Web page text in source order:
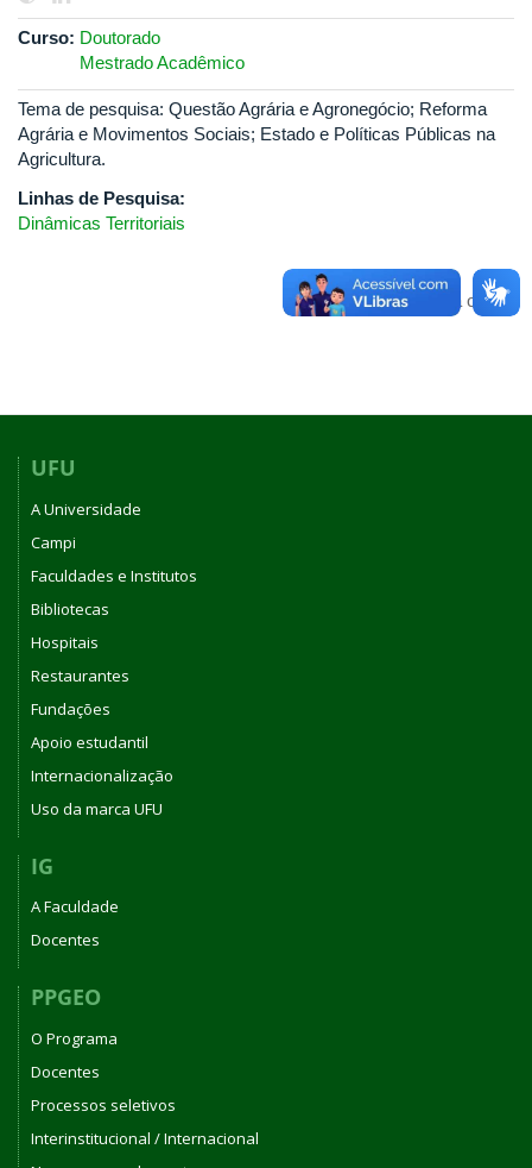
Curso: Doutorado
Mestrado Acadêmico
Tema de pesquisa: Questão Agrária e Agronegócio; Reforma
Agrária e Movimentos Sociais; Estado e Políticas Públicas na
Agricultura.
Linhas de Pesquisa:
Dinâmicas Territoriais
Voltar para o topo
UFU
A Universidade
Campi
Faculdades e Institutos
Bibliotecas
Hospitais
Restaurantes
Fundações
Apoio estudantil
Internacionalização
Uso da marca UFU
IG
A Faculdade
Docentes
PPGEO
O Programa
Docentes
Processos seletivos
Interinstitucional / Internacional